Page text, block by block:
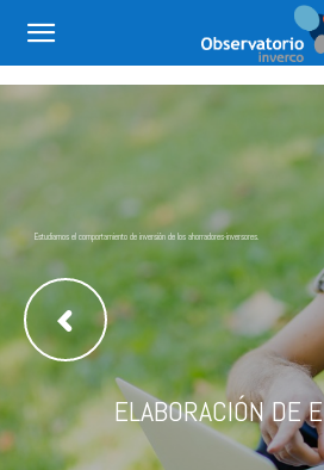
Estudiamos el comportamiento de inversión de los ahorradores-inversores.
ELABORACIÓN DE